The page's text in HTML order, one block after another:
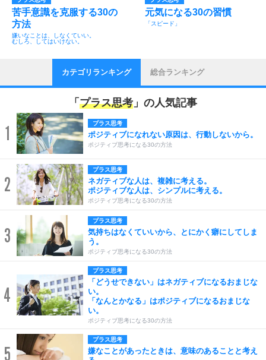
苦手意識を克服する30の
方法
嫌いなことは、しなくていい。
むしろ、してはいけない。
元気になる30の習慣
「スピード」
カテゴリランキング 総合ランキング
「 プラス思考 」の人気記事
1 プラス思考
ポジティブになれない原因は、行動しないから。
ポジティブ思考になる30の方法
2
プラス思考
ネガティブな人は、複雑に考える。
ポジティブな人は、シンプルに考える。
ポジティブ思考になる30の方法
3
プラス思考
気持ちはなくていいから、とにかく癖にしてしま
う。
ポジティブ思考になる30の方法
4
プラス思考
「どうせできない」はネガティブになるおまじな
い。
「なんとかなる」はポジティブになるおまじな
い。
ポジティブ思考になる30の方法
5
プラス思考
嫌なことがあったときは、意味のあることと考え